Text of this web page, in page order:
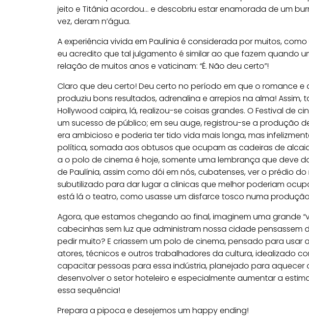
jeito e Titânia acordou… e descobriu estar enamorada de um
vez, deram n’água.
A experiência vivida em Paulínia é considerada por muitos,
eu acredito que tal julgamento é similar ao que fazem quando
relação de muitos anos e vaticinam: “É. Não deu certo”!
Claro que deu certo! Deu certo no período em que o romance e
produziu bons resultados, adrenalina e arrepios na alma! Assim,
Hollywood caipira, lá, realizou-se coisas grandes. O Festival de
um sucesso de público; em seu auge, registrou-se a produção
era ambicioso e poderia ter tido vida mais longa, mas
política, somada aos obtusos que ocupam as cadeiras de
a o polo de cinema é hoje, somente uma lembrança que deve
de Paulínia, assim como dói em nós, cubatenses, ver o prédio
subutilizado para dar lugar a clinicas que melhor poderiam
está lá o teatro, como usasse um disfarce tosco numa produção
Agora, que estamos chegando ao final, imaginem uma grande
cabecinhas sem luz que administram nossa cidade pensassem
pedir muito? E criassem um polo de cinema, pensado para
atores, técnicos e outros trabalhadores da cultura, idealizado
capacitar pessoas para essa indústria, planejado para aquecer
desenvolver o setor hoteleiro e especialmente aumentar a
essa sequência!
Prepara a pipoca e desejemos um happy ending!